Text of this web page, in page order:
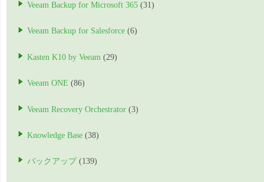
Veeam Backup for Microsoft 365 (31)
Veeam Backup for Salesforce (6)
Kasten K10 by Veeam (29)
Veeam ONE (86)
Veeam Recovery Orchestrator (3)
Knowledge Base (38)
バックアップ (139)